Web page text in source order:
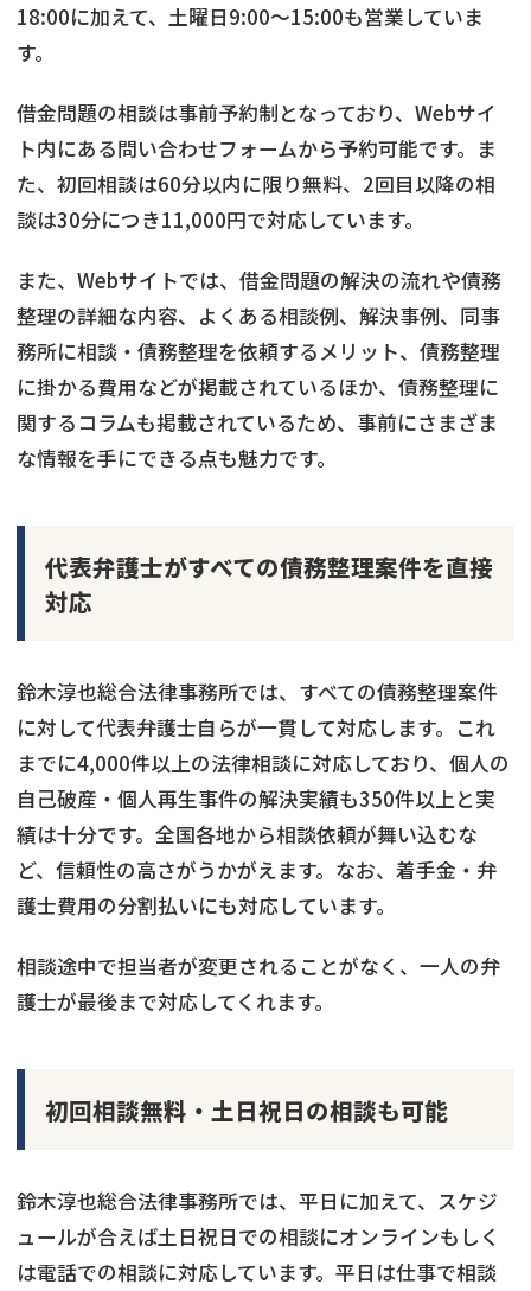
18:00に加えて、土曜日9:00～15:00も営業していま
す。
借金問題の相談は事前予約制となっており、Webサイ
ト内にある問い合わせフォームから予約可能です。ま
た、初回相談は60分以内に限り無料、2回目以降の相
談は30分につき11,000円で対応しています。
また、Webサイトでは、借金問題の解決の流れや債務
整理の詳細な内容、よくある相談例、解決事例、同事
務所に相談・債務整理を依頼するメリット、債務整理
に掛かる費用などが掲載されているほか、債務整理に
関するコラムも掲載されているため、事前にさまざま
な情報を手にできる点も魅力です。
代表弁護士がすべての債務整理案件を直接
対応
鈴木淳也総合法律事務所では、すべての債務整理案件
に対して代表弁護士自らが一貫して対応します。これ
までに4,000件以上の法律相談に対応しており、個人の
自己破産・個人再生事件の解決実績も350件以上と実
績は十分です。全国各地から相談依頼が舞い込むな
ど、信頼性の高さがうかがえます。なお、着手金・弁
護士費用の分割払いにも対応しています。
相談途中で担当者が変更されることがなく、一人の弁
護士が最後まで対応してくれます。
初回相談無料・土日祝日の相談も可能
鈴木淳也総合法律事務所では、平日に加えて、スケジ
ュールが合えば土日祝日での相談にオンラインもしく
は電話での相談に対応しています。平日は仕事で相談